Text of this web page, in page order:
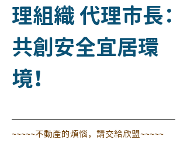
理組織 代理市長：
共創安全宜居環
境！
~~~~~不動產的煩惱，請交給欣盟~~~~~